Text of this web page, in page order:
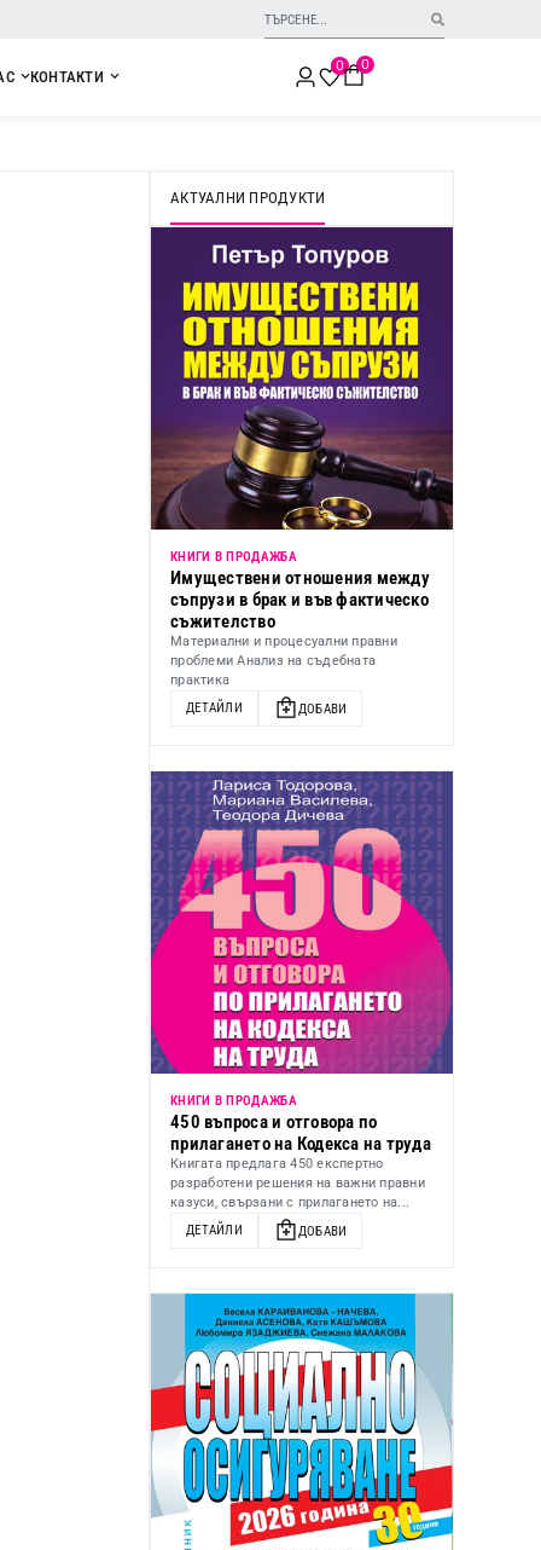
КОНТАКТИ
0 0
АКТУАЛНИ ПРОДУКТИ
КНИГИ В ПРОДАЖБА
Имуществени отношения между
съпрузи в брак и във фактическо
съжителство
Материални и процесуални правни
проблеми Анализ на съдебната
практика
ДЕТАЙЛИ
ДОБАВИ
КНИГИ В ПРОДАЖБА
450 въпроса и отговора по
прилагането на Кодекса на труда
Книгата предлага 450 експертно
разработени решения на важни правни
казуси, свързани с прилагането на...
ДЕТАЙЛИ
ДОБАВИ